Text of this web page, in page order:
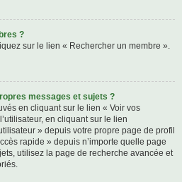
?
sur le lien « Rechercher un membre ».
messages et sujets ?
en cliquant sur le lien « Voir vos
en cliquant sur le lien
» depuis votre propre page de profil
rapide » depuis n’importe quelle page
utilisez la page de recherche avancée et